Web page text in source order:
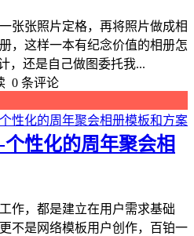
张张照片定格，再将照片做成相
，这样一本有纪念价值的相册怎
，还是自己做图委托我...
0 条评论
性化的周年聚会相
作，都是建立在用户需求基础
不是网络模板用户创作，百铂一